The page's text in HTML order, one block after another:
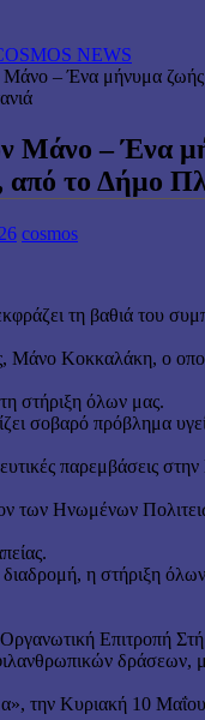
NEWS
Μάνο – Ένα μήνυμα ζωής
Μάνο – Ένα
από το Δήμο
cosmos
τη βαθιά του
Μάνο Κοκκαλάκη, ο
στήριξη όλων μας.
σοβαρό πρόβλημα
παρεμβάσεις
των Ηνωμένων
η στήριξη όλων
Επιτροπή
δράσεων,
την Κυριακή 10